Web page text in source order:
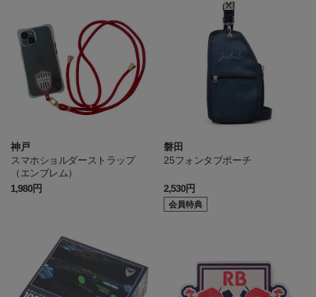
神戸
スマホショルダーストラップ
（エンブレム）
1,980円
磐田
25フォンタブポーチ
2,530円
会員特典